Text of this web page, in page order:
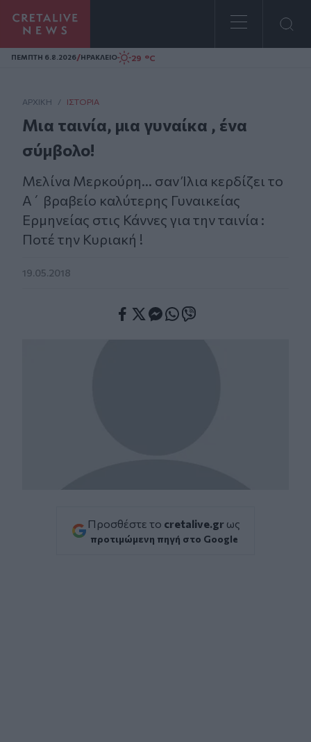
Homepage
ΠΕΜΠΤΗ 6.8.2026/ΗΡΑΚΛΕΙΟ 29 °C
ΑΡΧΙΚΗ / ΙΣΤΟΡΊΑ
Μια ταινία, μια γυναίκα , ένα
σύμβολο!
Μελίνα Μερκούρη… σαν Ίλια κερδίζει το
Α΄ βραβείο καλύτερης Γυναικείας
Ερμηνείας στις Κάννες για την ταινία :
Ποτέ την Κυριακή !
19.05.2018
Προσθέστε το cretalive.gr ως
προτιμώμενη πηγή στο Google